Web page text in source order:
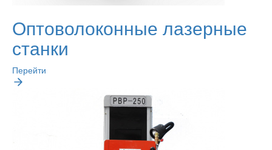
Оптоволоконные лазерные
станки
Перейти